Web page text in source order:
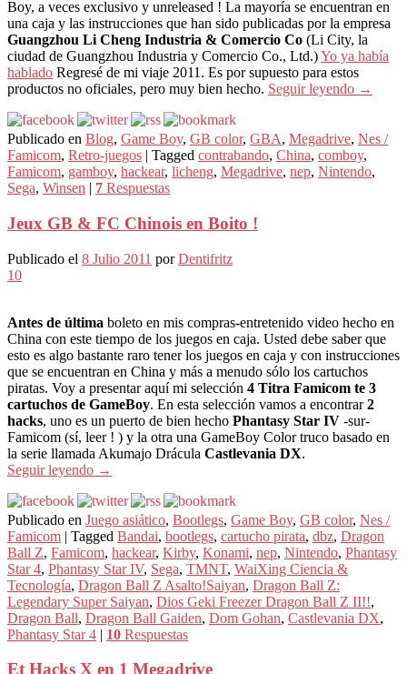
Boy, a veces exclusivo y unreleased ! La mayoría se encuentran en
una caja y las instrucciones que han sido publicadas por la empresa
Guangzhou Li Cheng Industria & Comercio Co (Li City, la
ciudad de Guangzhou Industria y Comercio Co., Ltd.)Yo ya había
hablado Regresé de mi viaje 2011. Es por supuesto para estos
productos no oficiales, pero muy bien hecho. Seguir leyendo →
Publicado en Blog, Game Boy, GB color, GBA, Megadrive, Nes /
Famicom, Retro-juegos | Tagged contrabando, China, comboy,
Famicom, gamboy, hackear, licheng, Megadrive, nep, Nintendo,
Sega, Winsen | 7 Respuestas
Jeux GB & FC Chinois en Boito !
Publicado el 8 Julio 2011 porDentifritz
10
Antes de última boleto en mis compras-entretenido video hecho en
China con este tiempo de los juegos en caja. Usted debe saber que
esto es algo bastante raro tener los juegos en caja y con instrucciones
que se encuentran en China y más a menudo sólo los cartuchos
piratas. Voy a presentar aquí mi selección 4 Titra Famicom te 3
cartuchos de GameBoy. En esta selección vamos a encontrar2
hacks, uno es un puerto de bien hecho Phantasy Star IV -sur-
Famicom (sí, leer ! ) y la otra una GameBoy Color truco basado en
la serie llamada Akumajo Drácula Castlevania DX.
Seguir leyendo →
Publicado en Juego asiático, Bootlegs, Game Boy, GB color, Nes /
Famicom | Tagged Bandai, bootlegs, cartucho pirata, dbz, Dragon
Ball Z, Famicom, hackear, Kirby, Konami, nep, Nintendo, Phantasy
Star 4, Phantasy Star IV, Sega, TMNT, WaiXing Ciencia &
Tecnología, Dragon Ball Z Asalto!Saiyan, Dragon Ball Z:
Legendary Super Saiyan, Dios Geki Freezer Dragon Ball Z II!!,
Dragon Ball, Dragon Ball Gaiden, Dom Gohan, Castlevania DX,
Phantasy Star 4 | 10 Respuestas
Et Hacks X en 1 Megadrive